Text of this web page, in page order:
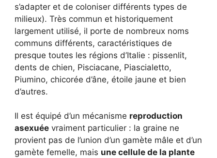
s’adapter et de coloniser différents types de
milieux). Très commun et historiquement
largement utilisé, il porte de nombreux noms
communs différents, caractéristiques de
presque toutes les régions d’Italie : pissenlit,
dents de chien, Pisciacane, Piascialetto,
Piumino, chicorée d’âne, étoile jaune et bien
d’autres.
Il est équipé d’un mécanisme reproduction
asexuée vraiment particulier : la graine ne
provient pas de l’union d’un gamète mâle et d’un
gamète femelle, mais une cellule de la plante